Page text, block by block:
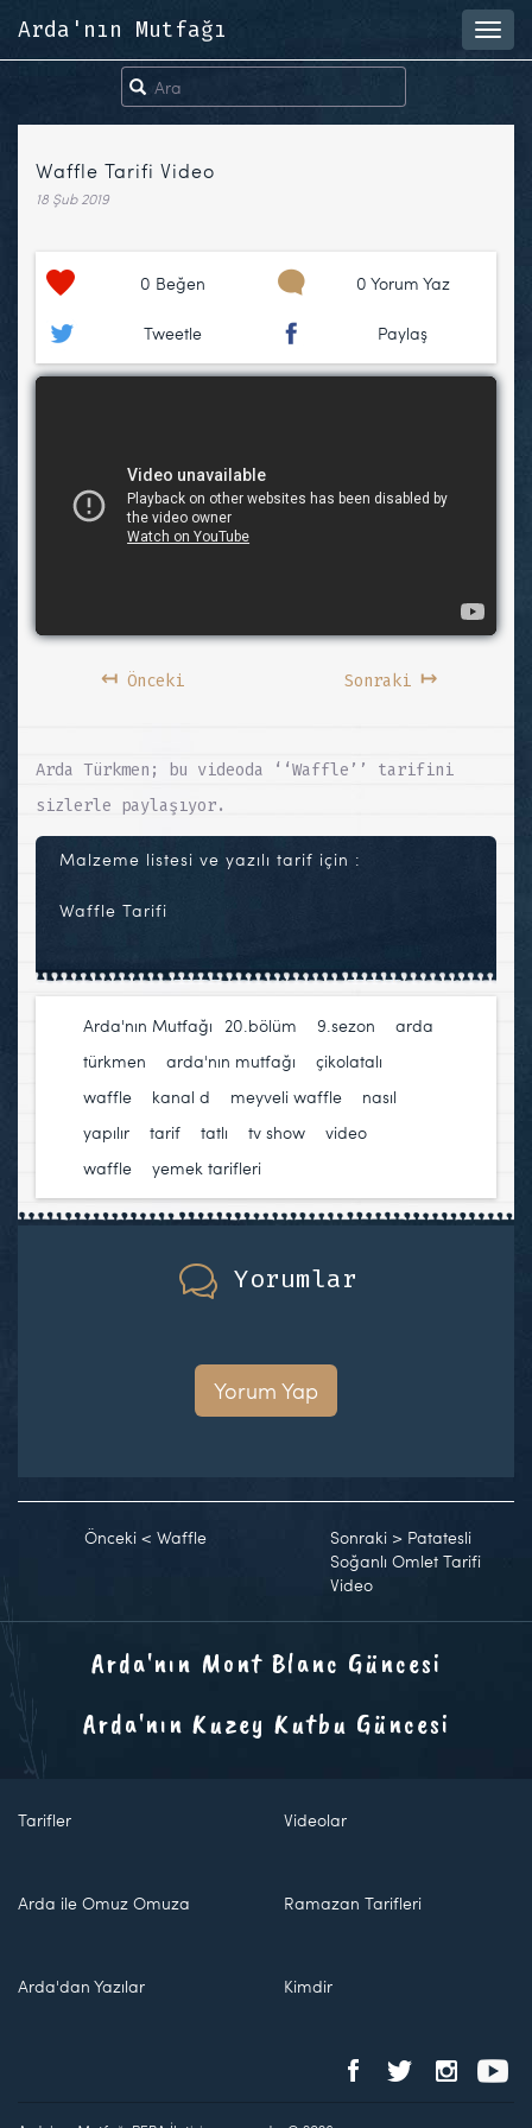
Arda'nın Mutfağı
Waffle Tarifi Video
18 Şub 2019
0 Beğen 0 Yorum Yaz
Tweetle Paylaş
↤Önceki Sonraki ↦
Arda Türkmen; bu videoda ‘‘Waffle’’ tarifini
sizlerle paylaşıyor.
Malzeme listesi ve yazılı tarif için :
Waffle Tarifi
Arda'nın Mutfağı 20.bölüm 9.sezon
arda
türkmen
arda'nın mutfağı
çikolatalı
waffle
kanal d meyveli waffle
nasıl
yapılır
tarif tatlı tv show video
waffle
yemek tarifleri
Yorumlar
Yorum Yap
Önceki < Waffle Sonraki > Patatesli
Soğanlı Omlet Tarifi
Video
Arda'nın Mont Blanc Güncesi
Arda'nın Kuzey Kutbu Güncesi
Tarifler Videolar
Arda ile Omuz Omuza Ramazan Tarifleri
Arda'dan Yazılar Kimdir